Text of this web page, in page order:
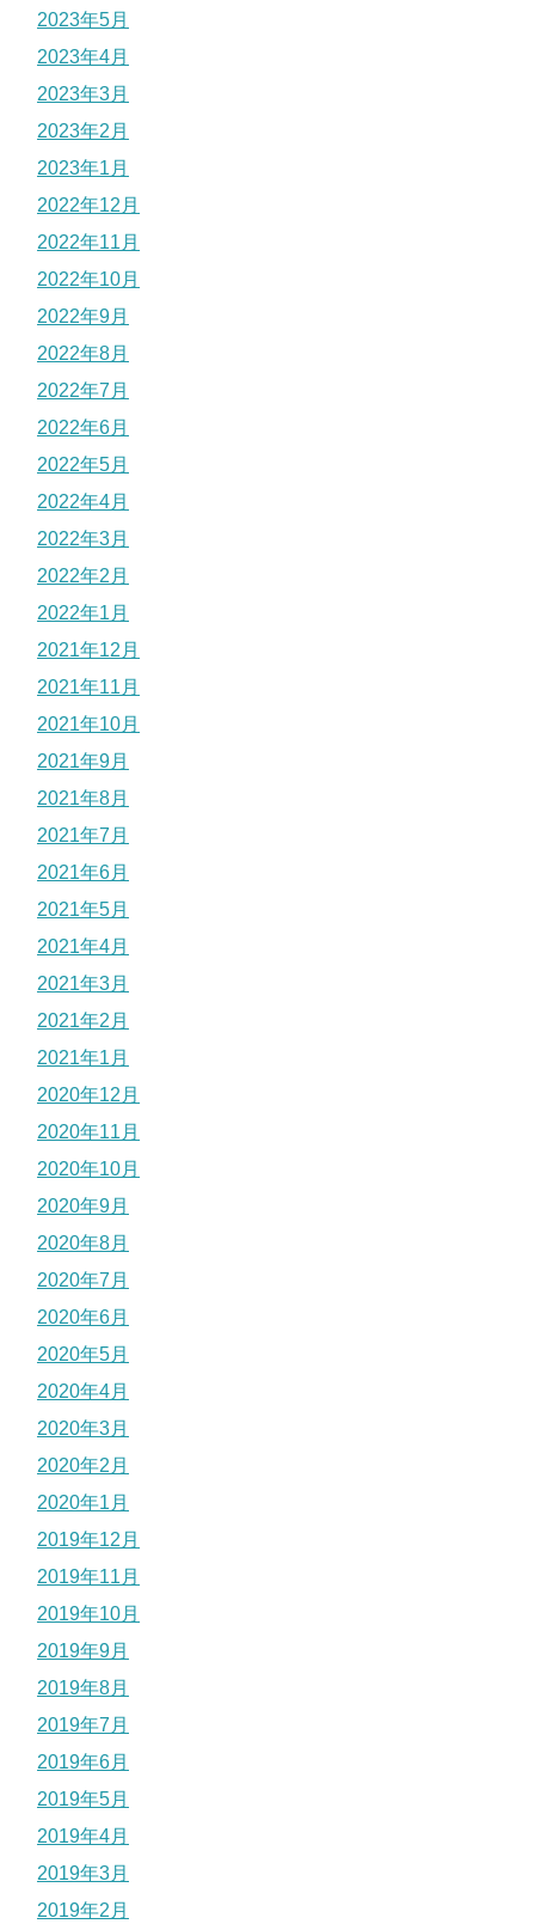
2023年5月
2023年4月
2023年3月
2023年2月
2023年1月
2022年12月
2022年11月
2022年10月
2022年9月
2022年8月
2022年7月
2022年6月
2022年5月
2022年4月
2022年3月
2022年2月
2022年1月
2021年12月
2021年11月
2021年10月
2021年9月
2021年8月
2021年7月
2021年6月
2021年5月
2021年4月
2021年3月
2021年2月
2021年1月
2020年12月
2020年11月
2020年10月
2020年9月
2020年8月
2020年7月
2020年6月
2020年5月
2020年4月
2020年3月
2020年2月
2020年1月
2019年12月
2019年11月
2019年10月
2019年9月
2019年8月
2019年7月
2019年6月
2019年5月
2019年4月
2019年3月
2019年2月